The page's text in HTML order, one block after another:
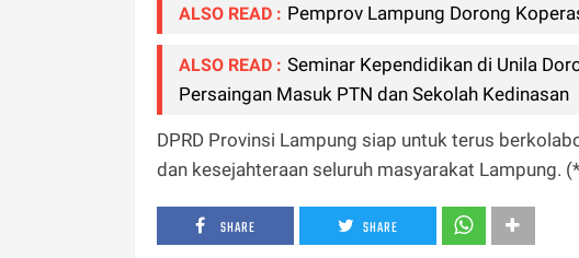
ALSO READ : Pemprov Lampung Dorong
ALSO READ : Seminar Kependidikan di Unila
Persaingan Masuk PTN dan Sekolah Kedinasan
DPRD Provinsi Lampung siap untuk terus
dan kesejahteraan seluruh masyarakat Lampung.
SHARE SHARE